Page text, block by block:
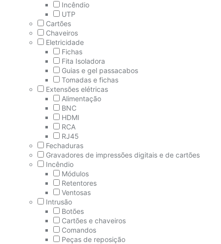
Incêndio
UTP
Cartões
Chaveiros
Eletricidade
Fichas
Fita Isoladora
Guias e gel passacabos
Tomadas e fichas
Extensões elétricas
Alimentação
BNC
HDMI
RCA
RJ45
Fechaduras
Gravadores de impressões digitais e de cartões
Incêndio
Módulos
Retentores
Ventosas
Intrusão
Botões
Cartões e chaveiros
Comandos
Peças de reposição